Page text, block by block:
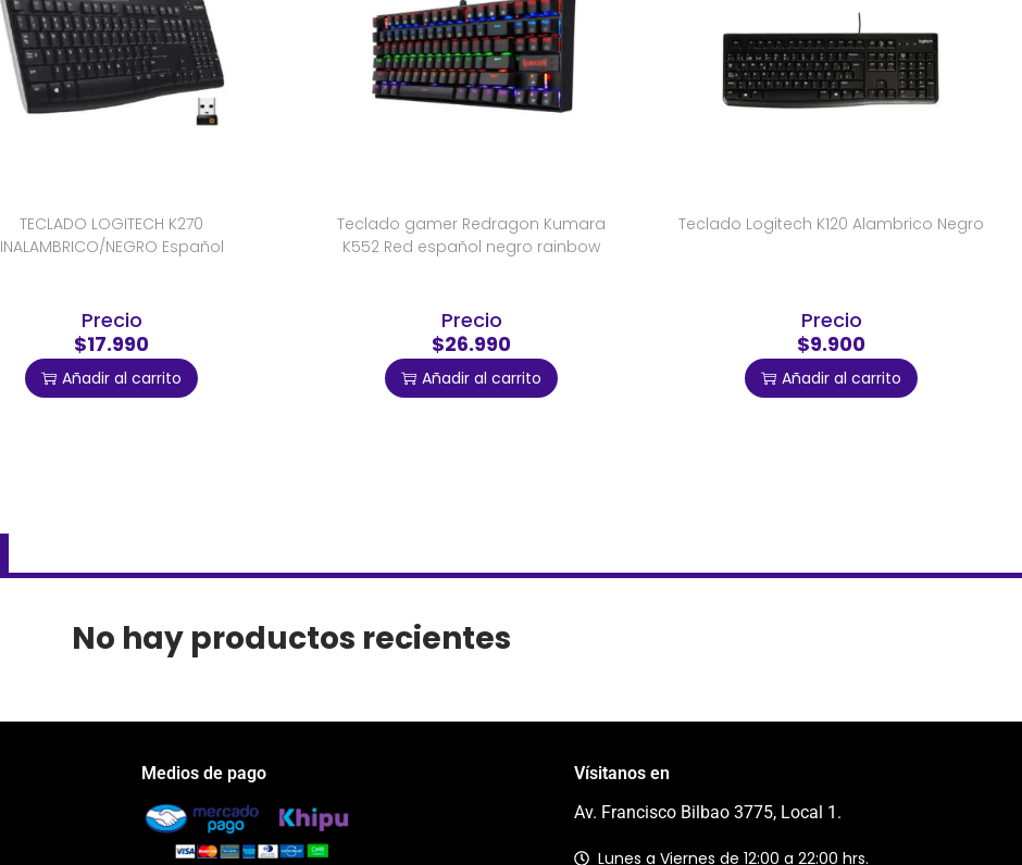
TECLADO LOGITECH K270
INALAMBRICO/NEGRO Español
Precio
$17.990
Añadir al carrito
Teclado gamer Redragon Kumara
K552 Red español negro rainbow
Precio
$26.990
Añadir al carrito
Teclado Logitech K120 Alambrico Negro
Precio
$9.900
Añadir al carrito
No hay productos recientes
Medios de pago
Vísitanos en
Av. Francisco Bilbao 3775, Local 1.
Lunes a Viernes de 12:00 a 22:00 hrs.